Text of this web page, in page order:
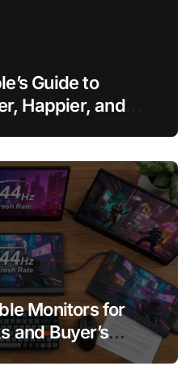
Guide to
Happier, and
Monitors for
and Buyer’s